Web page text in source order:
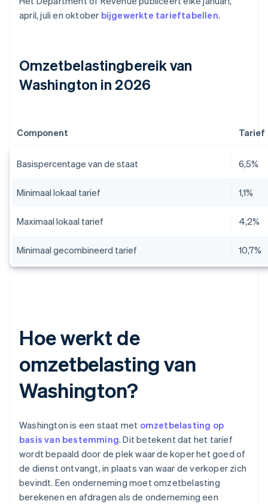
april, juli en oktober bijgewerkte tarieftabellen.
Omzetbelastingbereik van
Washington in 2026
Component Tarief
Basispercentage van de staat 6,5%
Minimaal lokaal tarief 1,1%
Maximaal lokaal tarief 4,2%
Minimaal gecombineerd tarief 10,7%
Hoe werkt de
omzetbelasting van
Washington?
Washington is een staat met omzetbelasting op
basis van bestemming. Dit betekent dat het tarief
wordt bepaald door de plek waar de koper het goed of
de dienst ontvangt, in plaats van waar de verkoper zich
bevindt. Een onderneming moet omzetbelasting
berekenen en afdragen als de onderneming een